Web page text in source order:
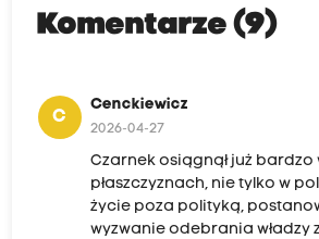
Komentarze (9)
C
Cenckiewicz
2026-04-27
Czarnek osiągnął już bardzo
płaszczyznach, nie tylko w
życie poza polityką,
wyzwanie odebrania władzy